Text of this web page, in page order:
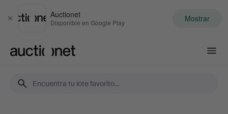
Cerrar
Auctionet
Disponible en Google Play Mostrar